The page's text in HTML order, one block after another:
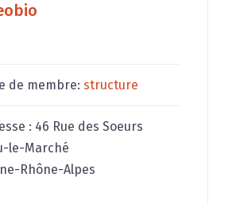
de membre:structure
: 46 Rue des Soeurs
le-Marché
Rhône-Alpes